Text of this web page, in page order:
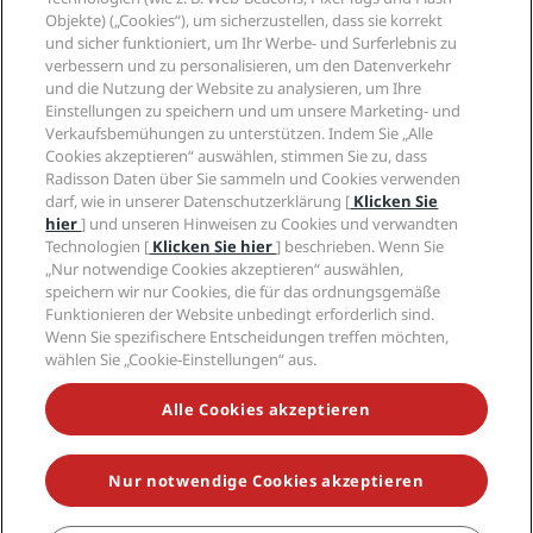
Radisson Hotels APP
„Sports Approved“-Hotels
Familienfreundliche Hotels
Gesundheit & Sicherheit
Medien
Karriere RHG
Karriere PPHE
Karrieren EHL
The Club by RHG
Entwicklungsmöglichkeiten
Responsible Business – Unser Engagement
Einkauf
Privacy Centre
Rechtliche Hinweise
Radisson Rewards Geschäftsbedingungen
Website-Nutzungsvereinbarung
Digitale Barrierefreiheit
Moderne Sklaverei – Erklärung
Hilfe
Verbrauchermeldungen
Kontakt
FAQ
Inhaltsübersicht
Soziale Medien
Marken von Radisson Hotels
VERPASSEN SIE NIEMALS UNSERE BELIEBTESTEN
ANGEBOTE
© 2026 Radisson Hotel Group.Alle Rechte vorbehalten. RHG Radisson
Hotel Group, Radisson, Radisson RED, Radisson Blu, Radisson Collection,
Radisson Individuals, Park Plaza, Park Inn, Country Inn & Suites, Prize by
Objekte) („Cookies“), um sicherzustellen, dass sie korrekt
und sicher funktioniert, um Ihr Werbe- und Surferlebnis zu
verbessern und zu personalisieren, um den Datenverkehr
und die Nutzung der Website zu analysieren, um Ihre
Einstellungen zu speichern und um unsere Marketing- und
Verkaufsbemühungen zu unterstützen. Indem Sie „Alle
Cookies akzeptieren“ auswählen, stimmen Sie zu, dass
Radisson Daten über Sie sammeln und Cookies verwenden
darf, wie in unserer Datenschutzerklärung [ Klicken Sie
hier] und unseren Hinweisen zu Cookies und verwandten
Technologien [ Klicken Sie hier] beschrieben. Wenn Sie
„Nur notwendige Cookies akzeptieren“ auswählen,
speichern wir nur Cookies, die für das ordnungsgemäße
Funktionieren der Website unbedingt erforderlich sind.
Wenn Sie spezifischere Entscheidungen treffen möchten,
wählen Sie „Cookie-Einstellungen“ aus.
Alle Cookies akzeptieren
Nur notwendige Cookies akzeptieren